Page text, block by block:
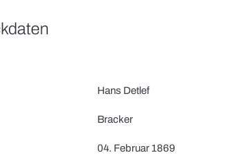
Hans Detlef
Bracker
04. Februar 1869